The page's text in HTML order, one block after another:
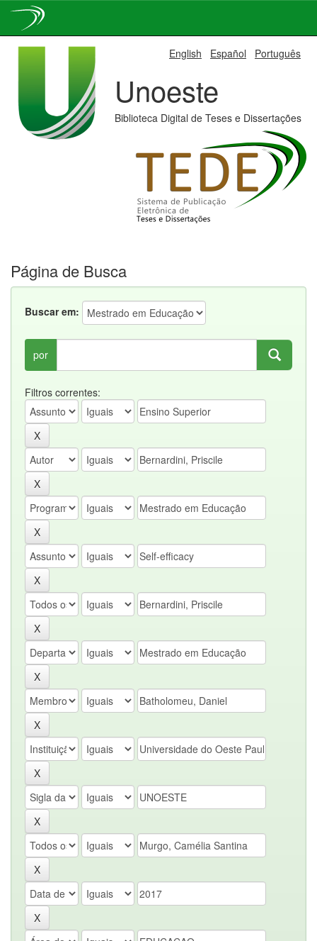
English Español Português
Unoeste
Biblioteca Digital de Teses e Dissertações
Página de Busca
Buscar em:
por
Filtros correntes: